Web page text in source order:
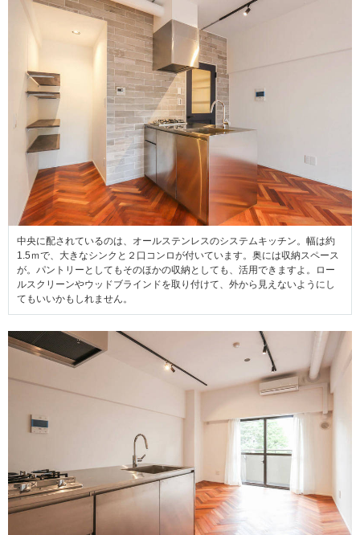
中央に配されているのは、オールステンレスのシステムキッチン。幅は約
1.5ｍで、大きなシンクと２口コンロが付いています。奥には収納スペース
が。パントリーとしてもそのほかの収納としても、活用できますよ。ロー
ルスクリーンやウッドブラインドを取り付けて、外から見えないようにし
てもいいかもしれません。